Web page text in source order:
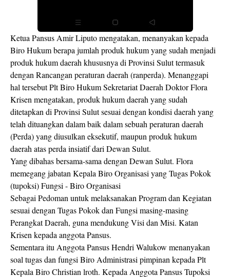
Ketua Pansus Amir Liputo mengatakan, menanyakan kepada
Biro Hukum berapa jumlah produk hukum yang sudah menjadi
produk hukum daerah khususnya di Provinsi Sulut termasuk
dengan Rancangan peraturan daerah (ranperda). Menanggapi
hal tersebut Plt Biro Hukum Sekretariat Daerah Doktor Flora
Krisen mengatakan, produk hukum daerah yang sudah
ditetapkan di Provinsi Sulut sesuai dengan kondisi daerah yang
telah dituangkan dalam baik dalam sebuah peraturan daerah
(Perda) yang diusulkan eksekutif, maupun produk hukum
daerah atas perda insiatif dari Dewan Sulut.
Yang dibahas bersama-sama dengan Dewan Sulut. Flora
memegang jabatan Kepala Biro Organisasi yang Tugas Pokok
(tupoksi) Fungsi - Biro Organisasi
Sebagai Pedoman untuk melaksanakan Program dan Kegiatan
sesuai dengan Tugas Pokok dan Fungsi masing-masing
Perangkat Daerah, guna mendukung Visi dan Misi. Katan
Krisen kepada anggota Pansus.
Sementara itu Anggota Pansus Hendri Walukow menanyakan
soal tugas dan fungsi Biro Administrasi pimpinan kepada Plt
Kepala Biro Christian lroth. Kepada Anggota Pansus Tupoksi